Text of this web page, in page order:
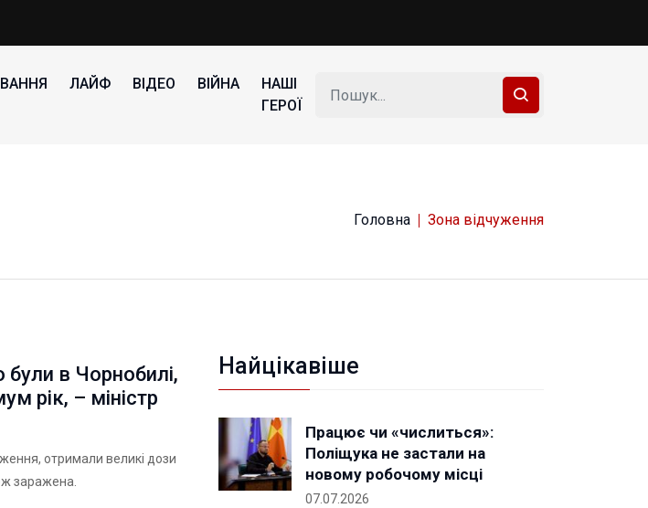
ЛАЙФ ВІДЕО ВІЙНА
НАШІ
ГЕРОЇ
Головна Зона відчуження
в Чорнобилі,
рік, – міністр
отримали великі дози
заражена.
Найцікавіше
Працює чи «числиться»:
Поліщука не застали на
новому робочому місці
07.07.2026